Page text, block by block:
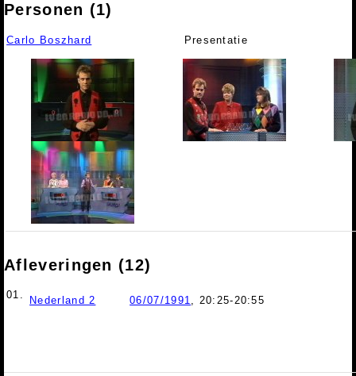
Personen (1)
Carlo Boszhard Presentatie
Afleveringen (12)
01. Nederland 2 06/07/1991, 20:25-20:55